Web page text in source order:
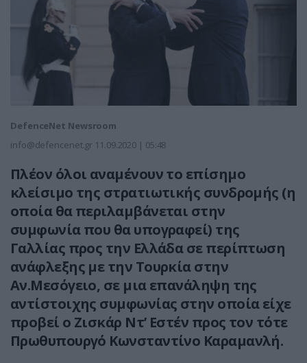
DefenceNet Newsroom
info@defencenet.gr 11.09.2020 | 05:48
Πλέον όλοι αναμένουν το επίσημο
κλείσιμο της στρατιωτικής συνδρομής (η
οποία θα περιλαμβάνεται στην
συμφωνία που θα υπογραφεί) της
Γαλλίας προς την Ελλάδα σε περίπτωση
ανάφλεξης με την Τουρκία στην
Αν.Μεσόγειο, σε μια επανάληψη της
αντίστοιχης συμφωνίας στην οποία είχε
προβεί ο Ζισκάρ Ντ’ Εστέν προς τον τότε
Πρωθυπουργό Κωνσταντίνο Καραμανλή.